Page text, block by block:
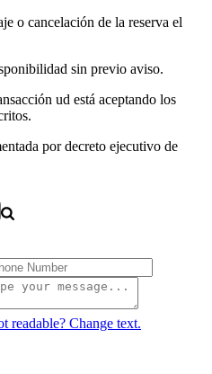
o cancelación de la reserva el
sin previo aviso.
ud está aceptando los
por decreto ejecutivo de
readable? Change text.